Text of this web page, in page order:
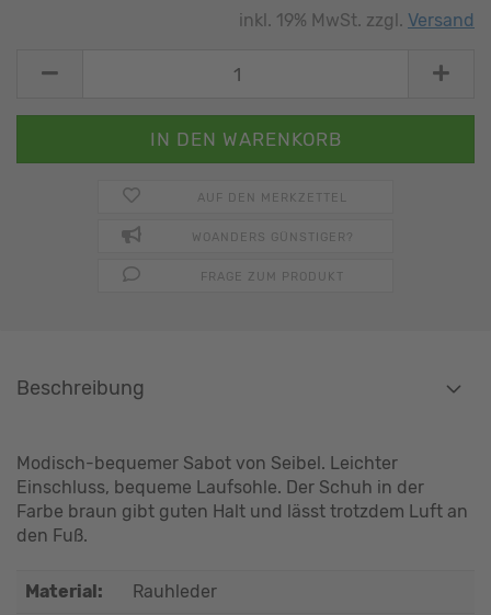
inkl. 19% MwSt. zzgl. Versand
AUF DEN MERKZETTEL
WOANDERS GÜNSTIGER?
FRAGE ZUM PRODUKT
Beschreibung
Modisch-bequemer Sabot von Seibel. Leichter
Einschluss, bequeme Laufsohle. Der Schuh in der
Farbe braun gibt guten Halt und lässt trotzdem Luft an
den Fuß.
Material: Rauhleder